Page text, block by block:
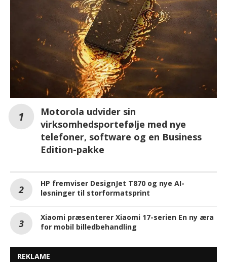
Motorola udvider sin
virksomhedsportefølje med nye
telefoner, software og en Business
Edition-pakke
HP fremviser DesignJet T870 og nye AI-
løsninger til storformatsprint
Xiaomi præsenterer Xiaomi 17-serien En ny æra
for mobil billedbehandling
REKLAME